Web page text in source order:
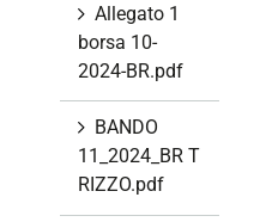
Allegato 1
borsa 10-
2024-BR.pdf
BANDO
11_2024_BR T
RIZZO.pdf